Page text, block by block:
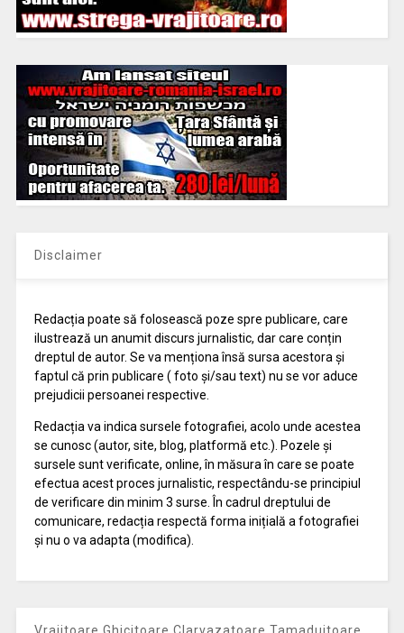
Disclaimer
Redacția poate să folosească poze spre publicare, care
ilustrează un anumit discurs jurnalistic, dar care conțin
dreptul de autor. Se va menționa însă sursa acestora și
faptul că prin publicare ( foto și/sau text) nu se vor aduce
prejudicii persoanei respective.
Redacția va indica sursele fotografiei, acolo unde acestea
se cunosc (autor, site, blog, platformă etc.). Pozele și
sursele sunt verificate, online, în măsura în care se poate
efectua acest proces jurnalistic, respectându-se principiul
de verificare din minim 3 surse. În cadrul dreptului de
comunicare, redacția respectă forma inițială a fotografiei
și nu o va adapta (modifica).